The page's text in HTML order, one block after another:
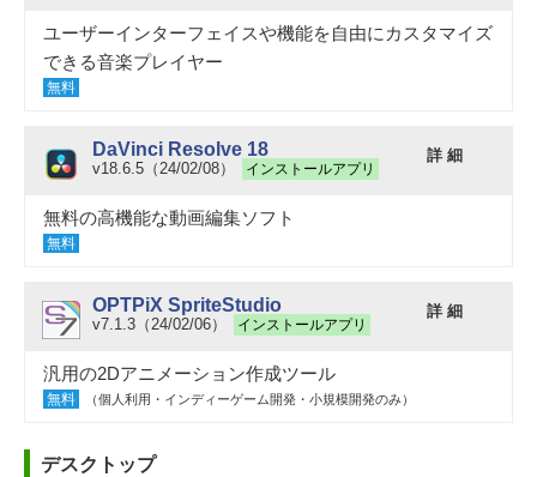
ユーザーインターフェイスや機能を自由にカスタマイズ
できる音楽プレイヤー
無料
DaVinci Resolve 18
v18.6.5（24/02/08） インストールアプリ
詳 細
無料の高機能な動画編集ソフト
無料
OPTPiX SpriteStudio
v7.1.3（24/02/06） インストールアプリ
詳 細
汎用の2Dアニメーション作成ツール
無料 （個人利用・インディーゲーム開発・小規模開発のみ）
デスクトップ